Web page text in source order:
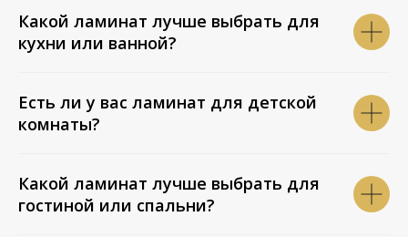
Какой ламинат лучше выбрать для
кухни или ванной?
Есть ли у вас ламинат для детской
комнаты?
Какой ламинат лучше выбрать для
гостиной или спальни?